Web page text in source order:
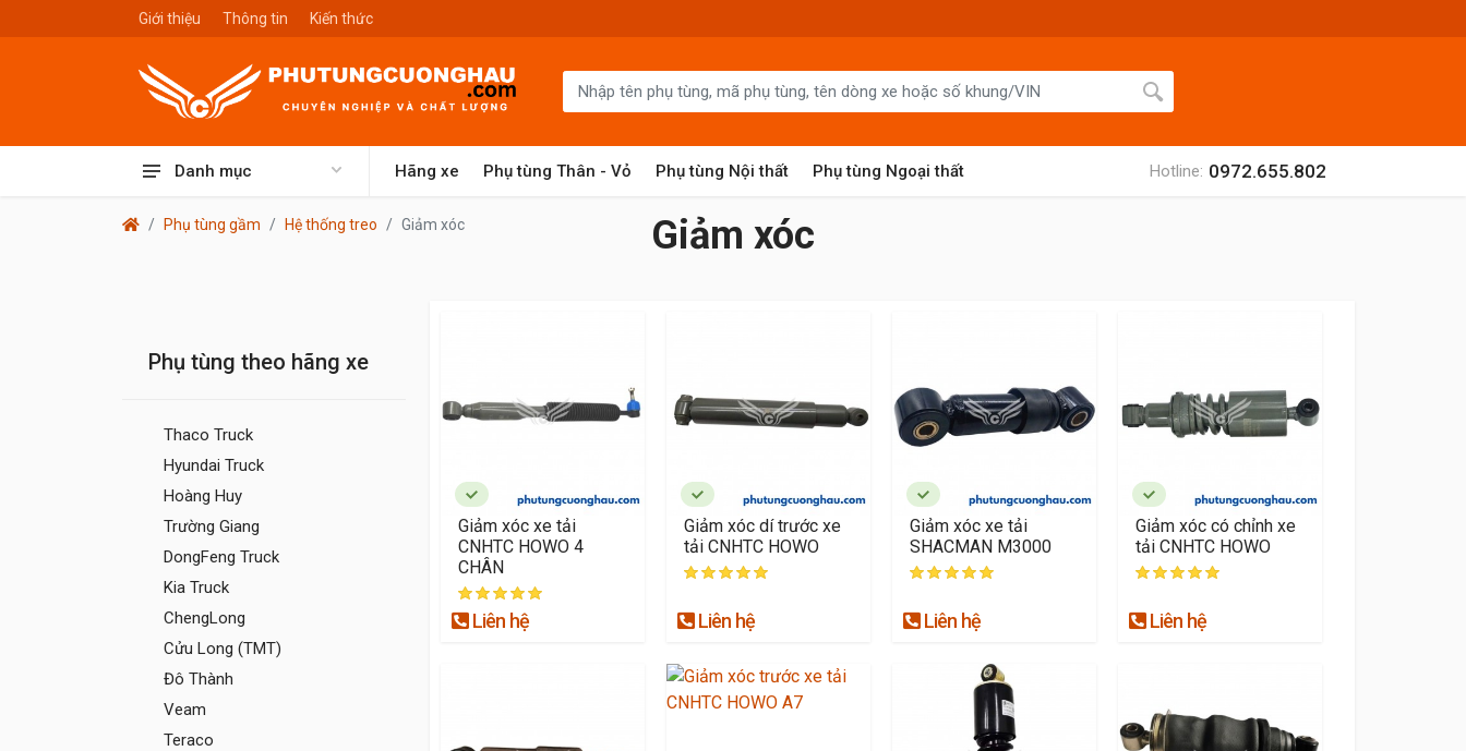
Giới thiệu Thông tin Kiến thức
Danh mục Hãng xe Phụ tùng Thân - Vỏ Phụ tùng Nội thất Phụ tùng Ngoại thất Hotline: 0972.655.802
Phụ tùng gầm Hệ thống treo Giảm xóc Giảm xóc
Phụ tùng theo hãng xe
Thaco Truck
Hyundai Truck
Hoàng Huy
Trường Giang
DongFeng Truck
Kia Truck
ChengLong
Cửu Long (TMT)
Đô Thành
Veam
Teraco
Giảm xóc xe tải
CNHTC HOWO 4
CHÂN
Liên hệ
Giảm xóc dí trước xe
tải CNHTC HOWO
Liên hệ
Giảm xóc xe tải
SHACMAN M3000
Liên hệ
Giảm xóc có chỉnh xe
tải CNHTC HOWO
Liên hệ